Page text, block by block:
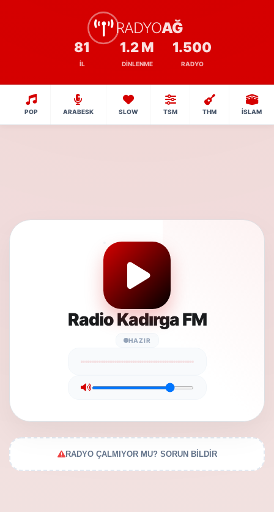
RADYOAĞ
81
İL
1.2 M
DINLENME
1.500
RADYO
POP ARABESK SLOW TSM THM İSLAM
Radio Kadırga FM
HAZIR
RADYO ÇALMIYOR MU? SORUN BİLDİR